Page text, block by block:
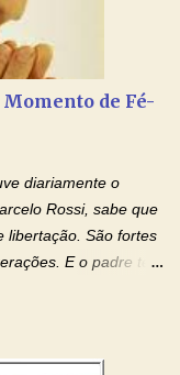
pelos nossos
idosos, pais que
pais que já são
enfim, vamos orar
Momento de Fé-
diariamente o
Rossi, sabe que
libertação. São fortes
E o padre tem
fim de semana na